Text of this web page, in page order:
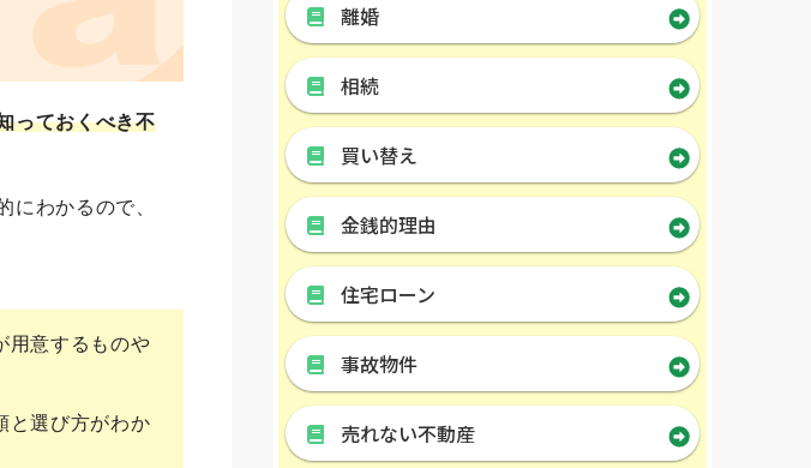
っておくべき不
にわかるので、
用意するものや
と選び方がわか
離婚
相続
買い替え
金銭的理由
住宅ローン
事故物件
売れない不動産